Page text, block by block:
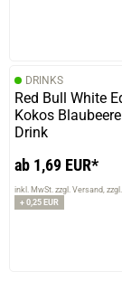
DRINKS
Red Bull White
Kokos
Drink
ab 1,69 EUR*
inkl. MwSt. zzgl. Versand zzgl.
+ 0,25 EUR